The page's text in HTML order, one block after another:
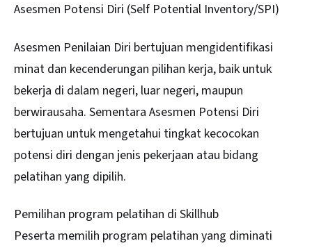
Asesmen Potensi Diri (Self Potential Inventory/SPI)
Asesmen Penilaian Diri bertujuan mengidentifikasi
minat dan kecenderungan pilihan kerja, baik untuk
bekerja di dalam negeri, luar negeri, maupun
berwirausaha. Sementara Asesmen Potensi Diri
bertujuan untuk mengetahui tingkat kecocokan
potensi diri dengan jenis pekerjaan atau bidang
pelatihan yang dipilih.
Pemilihan program pelatihan di Skillhub
Peserta memilih program pelatihan yang diminati